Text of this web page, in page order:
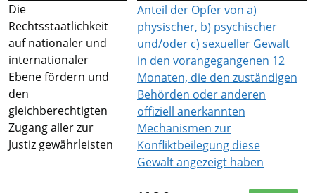
Die
Rechtsstaatlichkeit
auf nationaler und
internationaler
Ebene fördern und
den
gleichberechtigten
Zugang aller zur
Justiz gewährleisten
Anteil der Opfer von a)
physischer, b) psychischer
und/oder c) sexueller Gewalt
in den vorangegangenen 12
Monaten, die den zuständigen
Behörden oder anderen
offiziell anerkannten
Mechanismen zur
Konfliktbeilegung diese
Gewalt angezeigt haben